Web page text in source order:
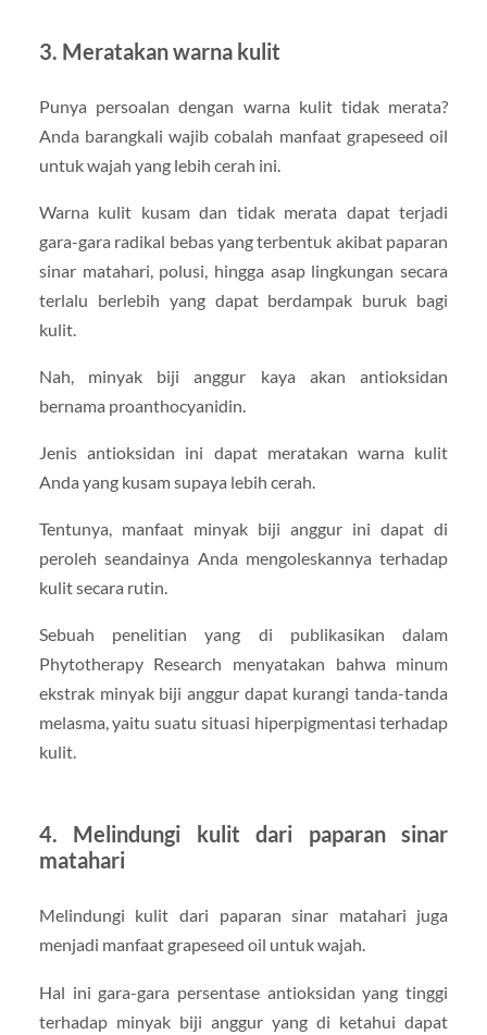
3. Meratakan warna kulit
Punya persoalan dengan warna kulit tidak merata?
Anda barangkali wajib cobalah manfaat grapeseed oil
untuk wajah yang lebih cerah ini.
Warna kulit kusam dan tidak merata dapat terjadi
gara-gara radikal bebas yang terbentuk akibat paparan
sinar matahari, polusi, hingga asap lingkungan secara
terlalu berlebih yang dapat berdampak buruk bagi
kulit.
Nah, minyak biji anggur kaya akan antioksidan
bernama proanthocyanidin.
Jenis antioksidan ini dapat meratakan warna kulit
Anda yang kusam supaya lebih cerah.
Tentunya, manfaat minyak biji anggur ini dapat di
peroleh seandainya Anda mengoleskannya terhadap
kulit secara rutin.
Sebuah penelitian yang di publikasikan dalam
Phytotherapy Research menyatakan bahwa minum
ekstrak minyak biji anggur dapat kurangi tanda-tanda
melasma, yaitu suatu situasi hiperpigmentasi terhadap
kulit.
4. Melindungi kulit dari paparan sinar
matahari
Melindungi kulit dari paparan sinar matahari juga
menjadi manfaat grapeseed oil untuk wajah.
Hal ini gara-gara persentase antioksidan yang tinggi
terhadap minyak biji anggur yang di ketahui dapat